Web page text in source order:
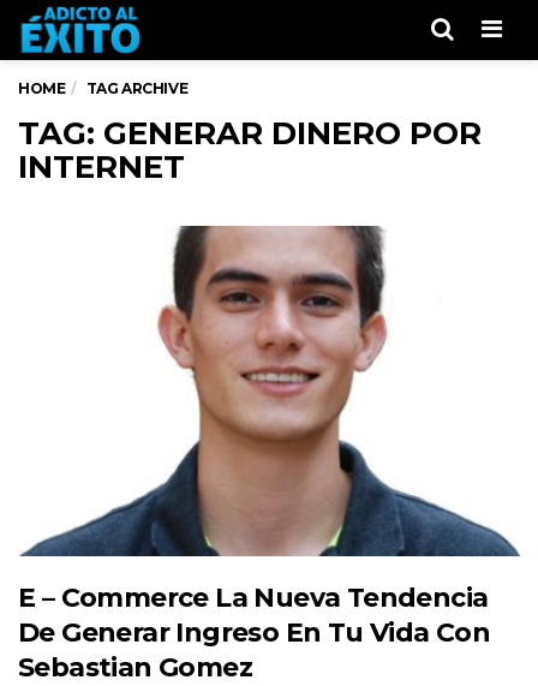
HOME TAG ARCHIVE
TAG: GENERAR DINERO POR
INTERNET
E – Commerce La Nueva Tendencia
De Generar Ingreso En Tu Vida Con
Sebastian Gomez